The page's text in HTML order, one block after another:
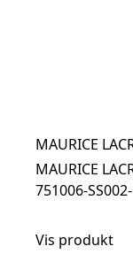
MAURICE
MAURICE
751006-
Vis produkt